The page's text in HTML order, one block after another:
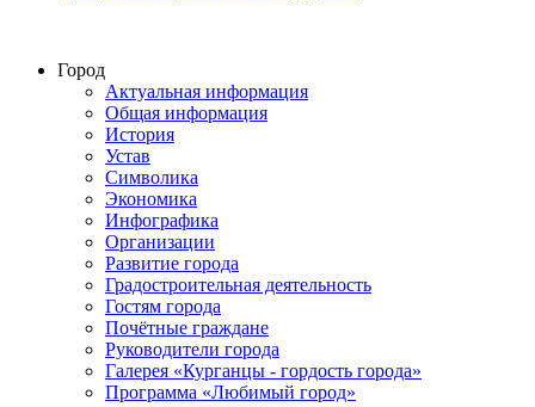
Город
Актуальная информация
Общая информация
История
Устав
Символика
Экономика
Инфографика
Организации
Развитие города
Градостроительная деятельность
Гостям города
Почётные граждане
Руководители города
Галерея «Курганцы - гордость города»
Программа «Любимый город»